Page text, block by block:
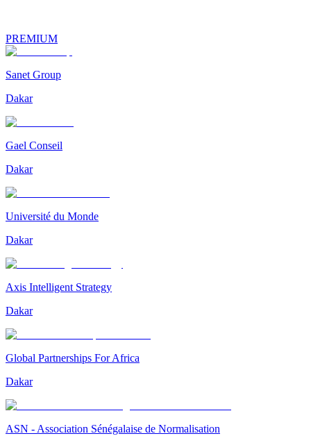
PREMIUM
Sanet Group
Dakar
Gael Conseil
Dakar
Université du Monde
Dakar
Axis Intelligent Strategy
Dakar
Global Partnerships For Africa
Dakar
ASN - Association Sénégalaise de Normalisation